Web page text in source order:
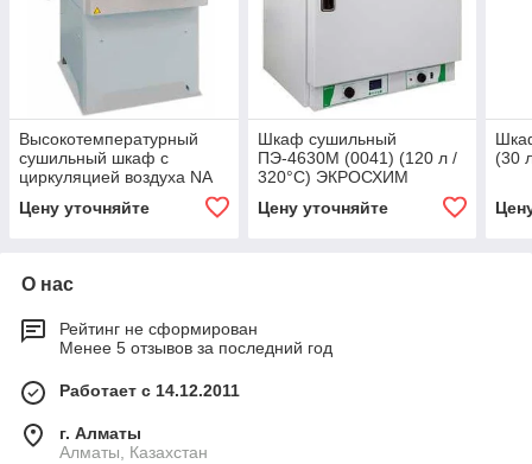
Высокотемпературный
сушильный шкаф с
циркуляцией воздуха NA
Цену уточняйте
Шкаф сушильный
ПЭ-4630М (0041) (120 л /
320°С) ЭКРОСХИМ
Цену уточняйте
(30
О нас
Рейтинг не сформирован
Менее 5 отзывов за последний год
Работает с 14.12.2011
г. Алматы
Алматы, Казахстан